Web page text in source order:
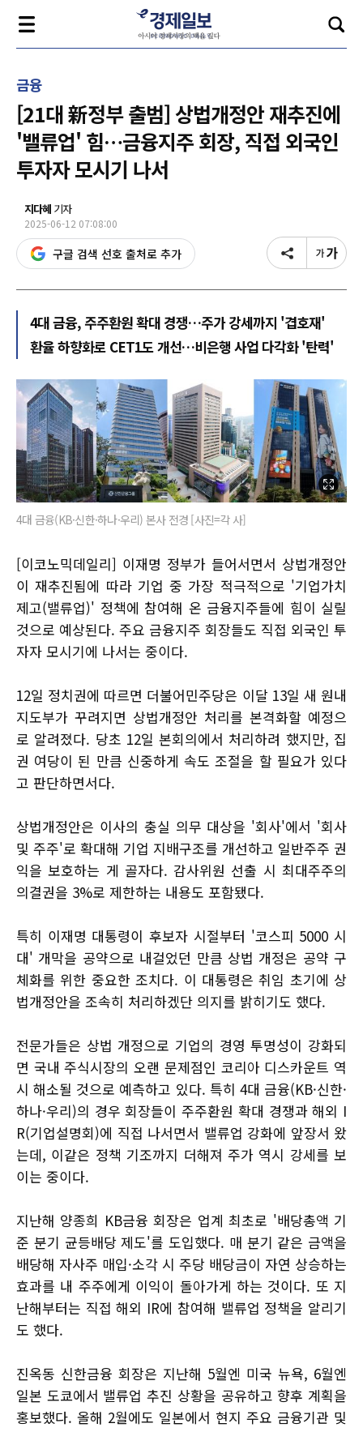
금융
[21대 新정부 출범] 상법개정안 재추진에
'밸류업' 힘…금융지주 회장, 직접 외국인
투자자 모시기 나서
지다혜 기자
2025-06-12 07:08:00
구글 검색 선호 출처로 추가
4대 금융, 주주환원 확대 경쟁…주가 강세까지 '겹호재'
환율 하향화로 CET1도 개선…비은행 사업 다각화 '탄력'
4대 금융(KB·신한·하나·우리) 본사 전경 [사진=각 사]
[이코노믹데일리] 이재명 정부가 들어서면서 상법개정안
이 재추진됨에 따라 기업 중 가장 적극적으로 '기업가치
제고(밸류업)' 정책에 참여해 온 금융지주들에 힘이 실릴
것으로 예상된다. 주요 금융지주 회장들도 직접 외국인 투
자자 모시기에 나서는 중이다.
12일 정치권에 따르면 더불어민주당은 이달 13일 새 원내
지도부가 꾸려지면 상법개정안 처리를 본격화할 예정으
로 알려졌다. 당초 12일 본회의에서 처리하려 했지만, 집
권 여당이 된 만큼 신중하게 속도 조절을 할 필요가 있다
고 판단하면서다.
상법개정안은 이사의 충실 의무 대상을 '회사'에서 '회사
및 주주'로 확대해 기업 지배구조를 개선하고 일반주주 권
익을 보호하는 게 골자다. 감사위원 선출 시 최대주주의
의결권을 3%로 제한하는 내용도 포함됐다.
특히 이재명 대통령이 후보자 시절부터 '코스피 5000 시
대' 개막을 공약으로 내걸었던 만큼 상법 개정은 공약 구
체화를 위한 중요한 조치다. 이 대통령은 취임 초기에 상
법개정안을 조속히 처리하겠단 의지를 밝히기도 했다.
전문가들은 상법 개정으로 기업의 경영 투명성이 강화되
면 국내 주식시장의 오랜 문제점인 코리아 디스카운트 역
시 해소될 것으로 예측하고 있다. 특히 4대 금융(KB·신한·
하나·우리)의 경우 회장들이 주주환원 확대 경쟁과 해외 I
R(기업설명회)에 직접 나서면서 밸류업 강화에 앞장서 왔
는데, 이같은 정책 기조까지 더해져 주가 역시 강세를 보
이는 중이다.
지난해 양종희 KB금융 회장은 업계 최초로 '배당총액 기
준 분기 균등배당 제도'를 도입했다. 매 분기 같은 금액을
배당해 자사주 매입·소각 시 주당 배당금이 자연 상승하는
효과를 내 주주에게 이익이 돌아가게 하는 것이다. 또 지
난해부터는 직접 해외 IR에 참여해 밸류업 정책을 알리기
도 했다.
진옥동 신한금융 회장은 지난해 5월엔 미국 뉴욕, 6월엔
일본 도쿄에서 밸류업 추진 상황을 공유하고 향후 계획을
홍보했다. 올해 2월에도 일본에서 현지 주요 금융기관 및